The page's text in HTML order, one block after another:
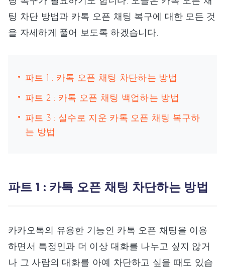
팅 차단 방법과 카톡 오픈 채팅 복구에 대한 모든 것
을 자세하게 풀어 보도록 하겠습니다.
파트 1 : 카톡 오픈 채팅 차단하는 방법
파트 2 : 카톡 오픈 채팅 백업하는 방법
파트 3 : 실수로 지운 카톡 오픈 채팅 복구하
는 방법
파트 1 : 카톡 오픈 채팅 차단하는 방법
카카오톡의 유용한 기능인 카톡 오픈 채팅을 이용
하면서 특정인과 더 이상 대화를 나누고 싶지 않거
나 그 사람의 대화를 아예 차단하고 싶을 때도 있습